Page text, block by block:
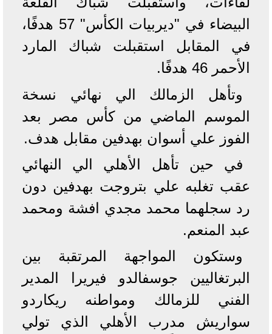
البيضاء في "ديربيات الكأس" 57 هدفًا،
في المقابل استقبلت شباك المارد
الأحمر 46 هدفًا.
وتأهل الزمالك الي نهائي نسخة
الموسم الماضي من كأس مصر بعد
الفوز علي أسوان بهدفين مقابل هدف.
في حين تأهل الأهلي الي النهائي
عقب تغلبه علي بتروجت بهدفين دون
رد سجلهما محمد مجدي افشة ومحمد
عبد المنعم.
وستكون المواجهة المرتقبة بين
البرتغاليين جوسفالدو فيريرا المدير
الفني للزمالك ومواطنه ريكاردو
سواريش مدرب الأهلي الذي تولي